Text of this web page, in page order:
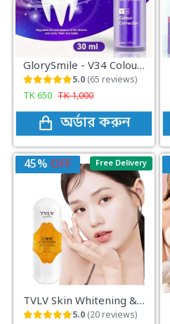
GlorySmile - V34 Colour Correcting Whitening Toothpaste(30ml)
5.0 (65 reviews)
TK650 TK1,000
অর্ডার করুন
Free Delivery
45% OFF
TVLV Skin Whitening & Anti-Wrinkle Moisturizing Gold Serum
5.0 (20 reviews)